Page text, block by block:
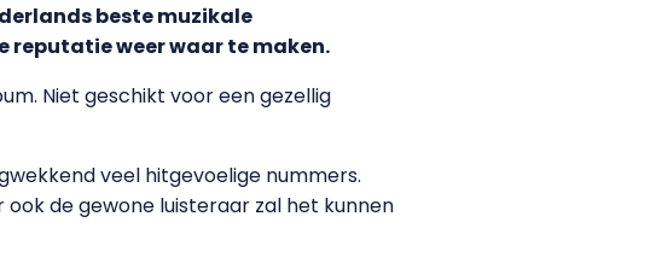
beste muzikale
reputatie weer waar te maken.
Niet geschikt voor een gezellig
veel hitgevoelige nummers.
de gewone luisteraar zal het kunnen